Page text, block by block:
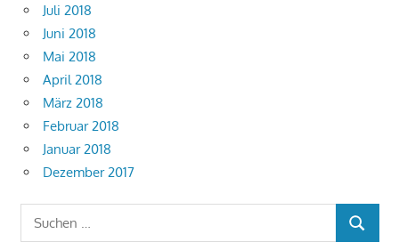
Juli 2018
Juni 2018
Mai 2018
April 2018
März 2018
Februar 2018
Januar 2018
Dezember 2017
Suchen
nach:
SUCHEN